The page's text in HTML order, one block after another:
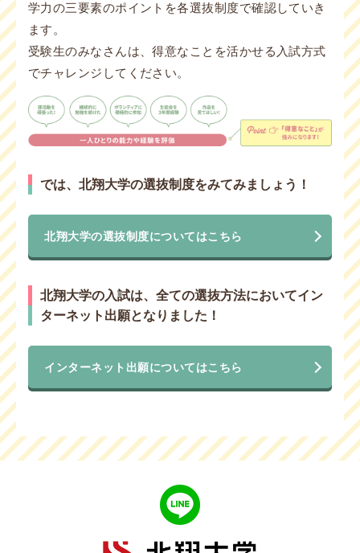
学力の三要素のポイントを各選抜制度で確認していき
ます。
受験生のみなさんは、得意なことを活かせる入試方式
でチャレンジしてください。
では、北翔大学の選抜制度をみてみましょう！
北翔大学の選抜制度についてはこちら
北翔大学の入試は、全ての選抜方法においてイン
ターネット出願となりました！
インターネット出願についてはこちら